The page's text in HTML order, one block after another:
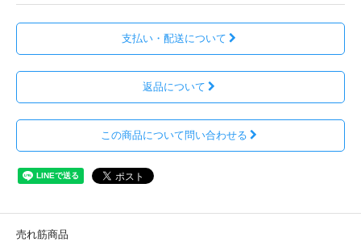
支払い・配送について
返品について
この商品について問い合わせる
売れ筋商品